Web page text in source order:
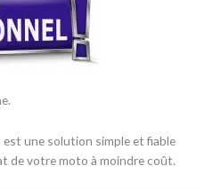
une solution simple et fiable
de votre moto à moindre coût.